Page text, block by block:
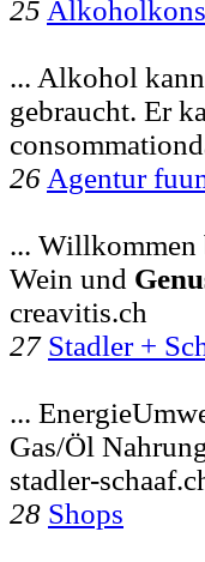
25
... Alkohol
gebraucht. Er
26 Agentur
... Willkommen
Wein und
creavitis.ch
27 Stadler +
...
Gas/Öl
stadler-
28 Shops